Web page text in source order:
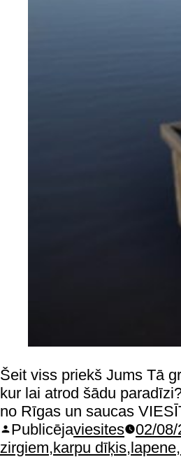
Šeit viss priekš Jums Tā
kur lai atrod šādu
no Rīgas un saucas
Publicējaviesites 02/
zirgiem,karpu dīķis,lapene,